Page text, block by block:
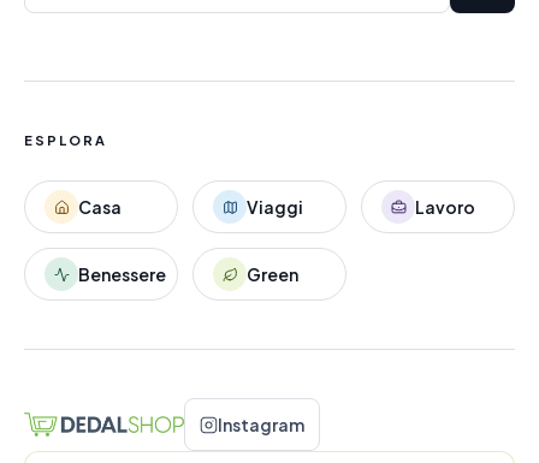
ESPLORA
Casa Viaggi Lavoro
Benessere Green
Instagram